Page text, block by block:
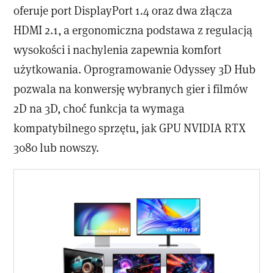
oferuje port DisplayPort 1.4 oraz dwa złącza
HDMI 2.1, a ergonomiczna podstawa z regulacją
wysokości i nachylenia zapewnia komfort
użytkowania. Oprogramowanie Odyssey 3D Hub
pozwala na konwersję wybranych gier i filmów
2D na 3D, choć funkcja ta wymaga
kompatybilnego sprzętu, jak GPU NVIDIA RTX
3080 lub nowszy.